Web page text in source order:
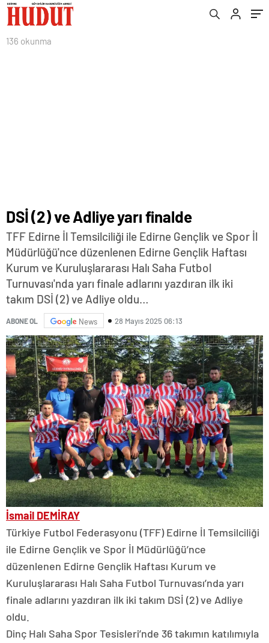
136 okunma
DSİ (2) ve Adliye yarı finalde
TFF Edirne İl Temsilciliği ile Edirne Gençlik ve Spor İl
Müdürlüğü'nce düzenlenen Edirne Gençlik Haftası
Kurum ve Kuruluşlararası Halı Saha Futbol
Turnuvası'nda yarı finale adlarını yazdıran ilk iki
takım DSİ (2) ve Adliye oldu…
ABONE OL News 28 Mayıs 2025 06:13
İsmail DEMİRAY
Türkiye Futbol Federasyonu (TFF) Edirne İl Temsilciliği
ile Edirne Gençlik ve Spor İl Müdürlüğü’nce
düzenlenen Edirne Gençlik Haftası Kurum ve
Kuruluşlararası Halı Saha Futbol Turnuvası’nda yarı
finale adlarını yazdıran ilk iki takım DSİ (2) ve Adliye
oldu.
Dinç Halı Saha Spor Tesisleri’nde 36 takımın katılımıyla